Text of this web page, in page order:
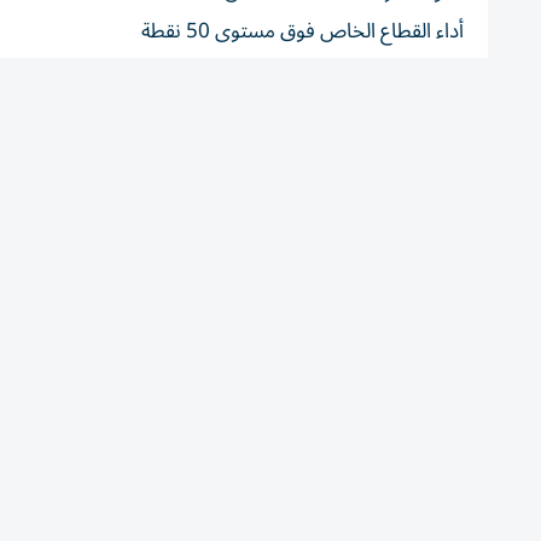
فائض مالي وديْن حكومي منخفض